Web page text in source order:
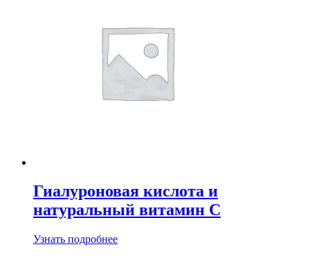
Гиалуроновая кислота и
натуральный витамин С
Узнать подробнее